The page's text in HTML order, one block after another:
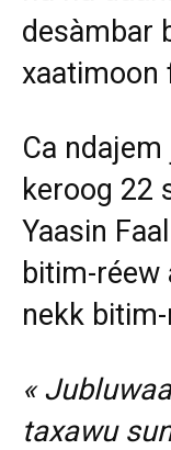
desàmbar
xaatimoon
Ca
keroog 22
Yaasin
bitim-réew
nekk
«
taxawu